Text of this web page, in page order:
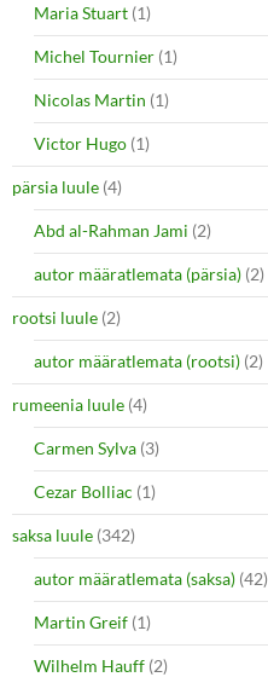
Maria Stuart (1)
Michel Tournier (1)
Nicolas Martin (1)
Victor Hugo (1)
pärsia luule (4)
Abd al-Rahman Jami (2)
autor määratlemata (pärsia) (2)
rootsi luule (2)
autor määratlemata (rootsi) (2)
rumeenia luule (4)
Carmen Sylva (3)
Cezar Bolliac (1)
saksa luule (342)
autor määratlemata (saksa) (42)
Martin Greif (1)
Wilhelm Hauff (2)